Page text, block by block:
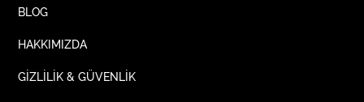
BLOG
HAKKIMIZDA
GİZLİLİK & GÜVENLİK